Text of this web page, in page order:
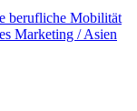
berufliche Mobilität
Marketing / Asien